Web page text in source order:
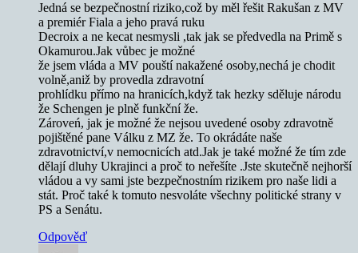
Jedná se bezpečnostní riziko,což by měl řešit Rakušan z MV
a premiér Fiala a jeho pravá ruku
Decroix a ne kecat nesmysli ,tak jak se předvedla na Primě s
Okamurou.Jak vůbec je možné
že jsem vláda a MV pouští nakažené osoby,nechá je chodit
volně,aniž by provedla zdravotní
prohlídku přímo na hranicích,když tak hezky sděluje národu
že Schengen je plně funkční že.
Zároveń, jak je možné že nejsou uvedené osoby zdravotně
pojištěné pane Válku z MZ že. To okrádáte naše
zdravotnictví,v nemocnicích atd.Jak je také možné že tím zde
dělají dluhy Ukrajinci a proč to neřešíte .Jste skutečně nejhorší
vládou a vy sami jste bezpečnostním rizikem pro naše lidi a
stát. Proč také k tomuto nesvoláte všechny politické strany v
PS a Senátu.
Odpověď